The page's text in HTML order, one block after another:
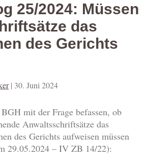
25/2024: Müssen
das
des Gerichts
| 30. Juni 2024
mit der Frage befassen, ob
Anwaltsschriftsätze das
des Gerichts aufweisen müssen
29.05.2024 – IV ZB 14/22):